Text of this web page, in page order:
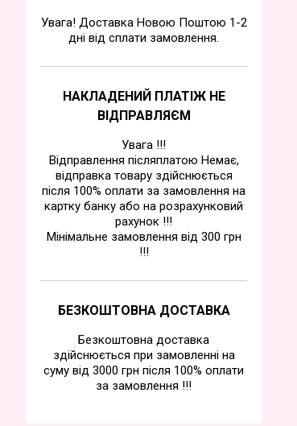
Увага! Доставка Новою Поштою 1-2
дні від сплати замовлення.
НАКЛАДЕНИЙ ПЛАТІЖ НЕ
ВІДПРАВЛЯЄМ
Увага !!!
Відправлення післяплатою Немає,
відправка товару здійснюється
після 100% оплати за замовлення на
картку банку або на розрахунковий
рахунок !!!
Мінімальне замовлення від 300 грн
!!!
БЕЗКОШТОВНА ДОСТАВКА
Безкоштовна доставка
здійснюється при замовленні на
суму від 3000 грн після 100% оплати
за замовлення !!!